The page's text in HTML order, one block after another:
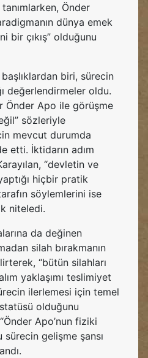
Önder
dünya emek
bir çıkış” olduğunu
biri, sürecin
değerlendirmeler oldu.
Önder Apo ile görüşme
sözleriyle
mevcut durumda
etti. İktidarın adım
“devletin ve
hiçbir pratik
söylemlerini ise
niteledi.
da değinen
silah bırakmanın
“bütün silahları
yaklaşımı teslimiyet
ilerlemesi için temel
olduğunu
Apo’nun fiziki
gelişme şansı